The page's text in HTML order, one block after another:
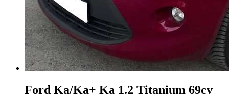
Ford Ka/Ka+ Ka 1.2 Titanium 69cv